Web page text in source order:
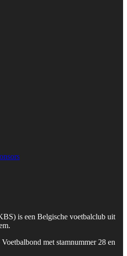
is een Belgische voetbalclub uit
met stamnummer 28 en